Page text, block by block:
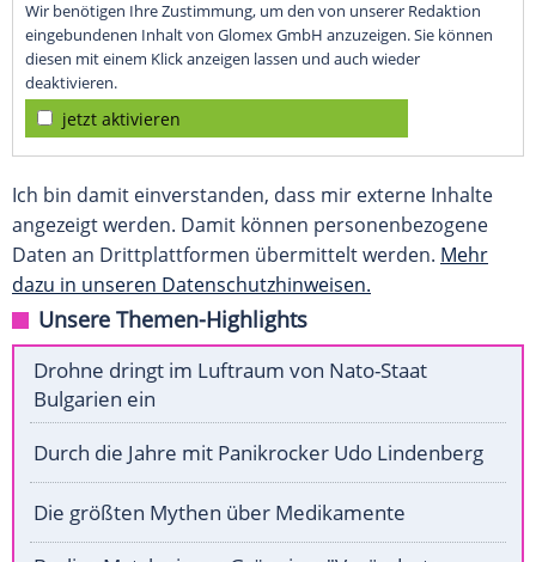
Wir benötigen Ihre Zustimmung, um den von unserer Redaktion
eingebundenen Inhalt von Glomex GmbH anzuzeigen. Sie können
diesen mit einem Klick anzeigen lassen und auch wieder
deaktivieren.
jetzt aktivieren
Ich bin damit einverstanden, dass mir externe Inhalte
angezeigt werden. Damit können personenbezogene
Daten an Drittplattformen übermittelt werden. Mehr
dazu in unseren Datenschutzhinweisen.
Unsere Themen-Highlights
Drohne dringt im Luftraum von Nato-Staat
Bulgarien ein
Durch die Jahre mit Panikrocker Udo Lindenberg
Die größten Mythen über Medikamente